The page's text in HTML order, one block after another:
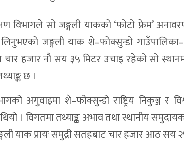
विभागले सो जङ्गली याकको ‘फोटो फ्रेम’
जङ्गली याक शे–फोक्सुन्डो
हजार नौ सय ३५ मिटर उचाइ रहेको सो
छ ।
अगुवाइमा शे–फोक्सुन्डो राष्ट्रिय निकुञ्ज र
। विगतमा तथ्याङ्क अभाव तथा स्थानीय
याक प्रायः समुद्री सतहबाट चार हजार आठ सय